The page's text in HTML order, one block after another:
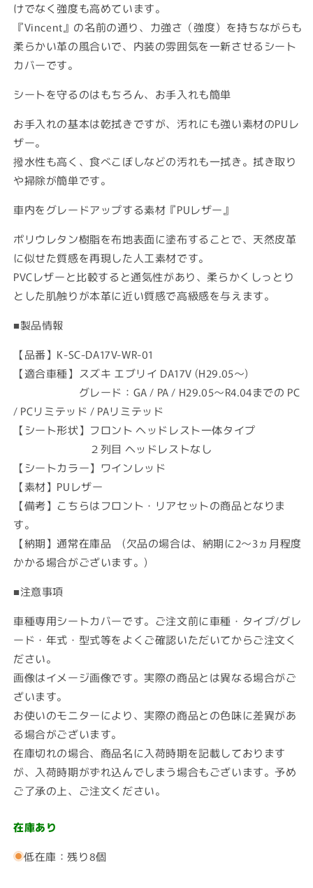
オ
ー
ル
ド
タ
イ
カ
バ
ー)
イ
ン
レ
ド
※
グ
レ
ー
ド
認
(H29.05
の
数
量
ら
す
オ
ー
ル
タ
イ
ル
バ
ー)
イ
ン
レ
ッ
ド
※
ー
ド
認
(H29.05
～)
の
数
量
や
す
けでなく強度も高めています。
『Vincent』の名前の通り、力強さ（強度）を持ちながらも
柔らかい革の風合いで、内装の雰囲気を一新させるシート
カバーです。
シートを守るのはもちろん、お手入れも簡単
お手入れの基本は乾拭きですが、汚れにも強い素材のPUレ
ザー。
撥水性も高く、食べこぼしなどの汚れも一拭き。拭き取り
や掃除が簡単です。
車内をグレードアップする素材『PUレザー』
ポリウレタン樹脂を布地表面に塗布することで、天然皮革
に似せた質感を再現した人工素材です。
PVCレザーと比較すると通気性があり、柔らかくしっとり
とした肌触りが本革に近い質感で高級感を与えます。
■製品情報
【品番】K-SC-DA17V-WR-01
【適合車種】スズキ エブリイ DA17V (H29.05～)
グレード：GA / PA / H29.05～R4.04までの PC
/ PCリミテッド / PAリミテッド
【シート形状】フロント ヘッドレスト一体タイプ
２列目 ヘッドレストなし
【シートカラー】ワインレッド
【素材】PUレザー
【備考】こちらはフロント・リアセットの商品となりま
す。
【納期】通常在庫品 (欠品の場合は、納期に2～3ヵ月程度
かかる場合がございます。)
■注意事項
車種専用シートカバーです。ご注文前に車種・タイプ/グレ
ード・年式・型式等をよくご確認いただいてからご注文く
ださい。
画像はイメージ画像です。実際の商品とは異なる場合がご
ざいます。
お使いのモニターにより、実際の商品との色味に差異があ
る場合がございます。
在庫切れの場合、商品名に入荷時期を記載しております
が、入荷時期がずれ込んでしまう場合もございます。予め
ご了承の上、ご注文ください。
在庫あり
低在庫：残り8個